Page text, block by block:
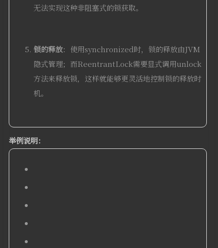
无法实现这种非阻塞式的锁获取。
锁的释放：使用synchronized时，锁的释放由JVM
隐式管理；而ReentrantLock需要显式调用unlock
方法来释放锁，这样就能够更灵活地控制锁的释放时
机。
举例说明：